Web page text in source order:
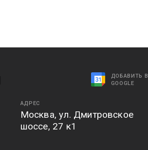
ДОБАВИТЬ В
GOOGLE
АДРЕС
Москва, ул. Дмитровское
шоссе, 27 к1